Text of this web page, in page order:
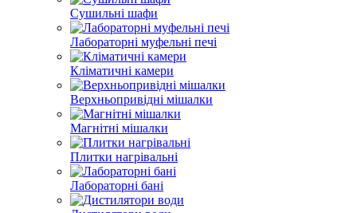
Сушильні шафи
Лабораторні муфельні печі
Кліматичні камери
Верхньопривідні мішалки
Магнітні мішалки
Плитки нагрівальні
Лабораторні бані